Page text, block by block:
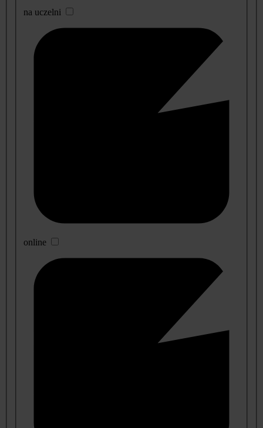
na uczelni
online